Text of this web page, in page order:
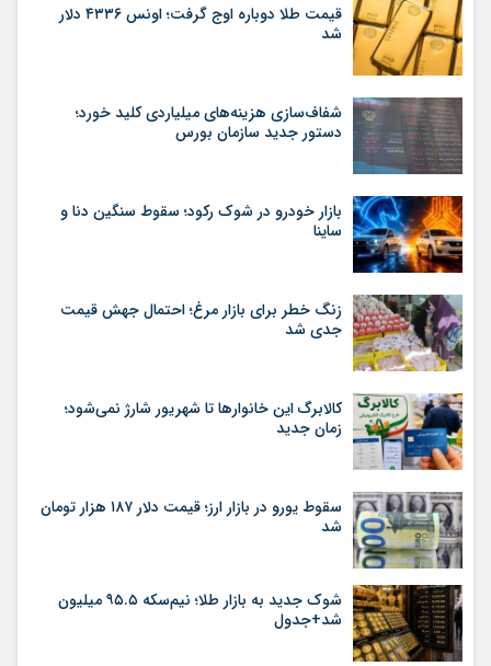
قیمت طلا دوباره اوج گرفت؛ اونس ۴۳۳۶ دلار
شد
شفاف‌سازی هزینه‌های میلیاردی کلید خورد؛
دستور جدید سازمان بورس
بازار خودرو در شوک رکود؛ سقوط سنگین دنا و
ساینا
زنگ خطر برای بازار مرغ؛ احتمال جهش قیمت
جدی شد
کالابرگ این خانوارها تا شهریور شارژ نمی‌شود؛
زمان جدید
سقوط یورو در بازار ارز؛ قیمت دلار ۱۸۷ هزار تومان
شد
شوک جدید به بازار طلا؛ نیم‌سکه ۹۵.۵ میلیون
شد+جدول